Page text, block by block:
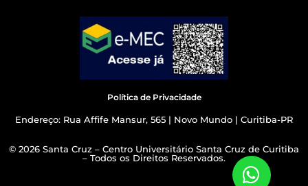
Política de Privacidade
Endereço: Rua Affife Mansur, 565 | Novo Mundo | Curitiba-PR
© 2026 Santa Cruz – Centro Universitário Santa Cruz de Curitiba
– Todos os Direitos Reservados.